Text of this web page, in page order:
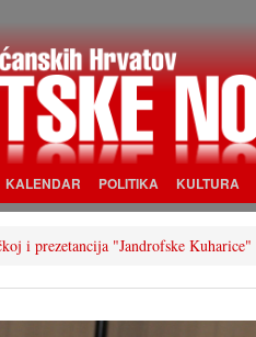
KALENDAR POLITIKA KULTURA
i prezetancija "Jandrofske Kuharice"